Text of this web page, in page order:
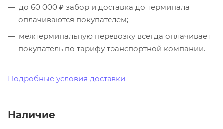
до 60 000 ₽ забор и доставка до терминала
оплачиваются покупателем;
межтерминальную перевозку всегда оплачивает
покупатель по тарифу транспортной компании.
Подробные условия доставки
Наличие